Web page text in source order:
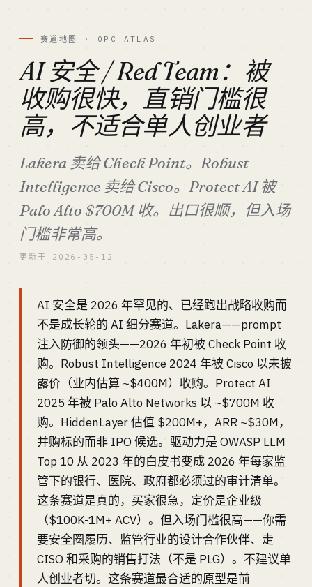
赛道地图 · OPC ATLAS
AI 安全 / Red Team：被
收购很快，直销门槛很
高，不适合单人创业者
Lakera 卖给 Check Point。Robust
Intelligence 卖给 Cisco。Protect AI 被
Palo Alto $700M 收。出口很顺，但入场
门槛非常高。
更新于 2026-05-12
AI 安全是 2026 年罕见的、已经跑出战略收购而
不是成长轮的 AI 细分赛道。Lakera——prompt
注入防御的领头——2026 年初被 Check Point 收
购。Robust Intelligence 2024 年被 Cisco 以未披
露价（业内估算 ~$400M）收购。Protect AI
2025 年被 Palo Alto Networks 以 ~$700M 收
购。HiddenLayer 估值 $200M+，ARR ~$30M，
并购标的而非 IPO 候选。驱动力是 OWASP LLM
Top 10 从 2023 年的白皮书变成 2026 年每家监
管下的银行、医院、政府都必须过的审计清单。
这条赛道是真的，买家很急，定价是企业级
（$100K-1M+ ACV）。但入场门槛很高——你需
要安全圈履历、监管行业的设计合作伙伴、走
CISO 和采购的销售打法（不是 PLG）。不建议单
人创业者切。这条赛道最合适的原型是前